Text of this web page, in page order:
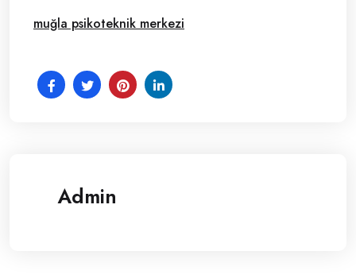
muğla psikoteknik merkezi
Admin